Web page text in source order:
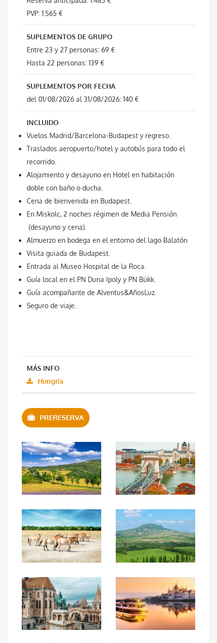
PVP: 1.565 €
SUPLEMENTOS DE GRUPO
Entre 23 y 27 personas: 69 €
Hasta 22 personas: 139 €
SUPLEMENTOS POR FECHA
del 01/08/2026 al 31/08/2026: 140 €
INCLUIDO
Vuelos Madrid/Barcelona-Budapest y regreso.
Traslados aeropuerto/hotel y autobús para todo el
recorrido.
Alojamiento y desayuno en Hotel en habitación
doble con baño o ducha.
Cena de bienvenida en Budapest.
En Miskolc, 2 noches régimen de Media Pensión
(desayuno y cena).
Almuerzo en bodega en el entorno del lago Balatón
Visita guiada de Budapest.
Entrada al Museo Hospital de la Roca.
Guía local en el PN Duna Ipoly y PN Bükk.
Guía acompañante de Alventus&AñosLuz.
Seguro de viaje.
MÁS INFO
Hungría
PRERESERVA